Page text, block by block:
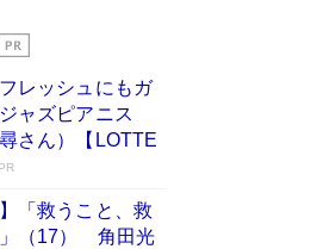
ある」原作者が抱き
己憐憫は描きたくな
たこと（後編） #
レッシュにもガ
ャズピアニス
さん）【LOTTE
PR
「救うこと、救
（17） 角田光